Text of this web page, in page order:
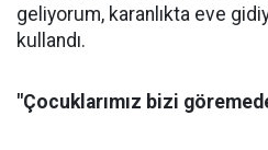
geliyorum, karanlıkta eve
kullandı.
"Çocuklarımız bizi